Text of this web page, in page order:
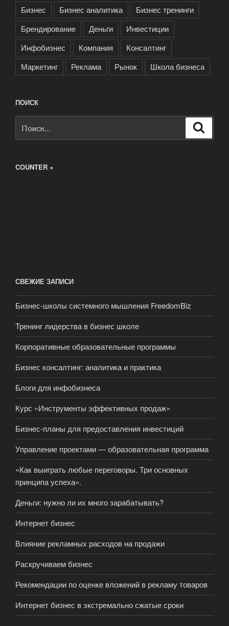
Бизнес Бизнес аналитика
Бизнес тренинги
Брендирование
Деньги
Инвестиции
Инфобизнес
Компания
Консалтинг
Маркетинг
Реклама Рынок Школа бизнеса
ПОИСК
COUNTER +
СВЕЖИЕ ЗАПИСИ
Бизнес-школы системного мышления FreedomBiz
Тренинг лидерства в бизнес школе
Корпоративные образовательные программы
Бизнес консалтинг: аналитика и практика
Блоги для инфобизнеса
Курс «Инструменты эффективных продаж»
Бизнес-планы для предоставления инвестиций
Управление проектами — образовательная программа
«Как выиграть любые переговоры. Три основных
принципа успеха».
Деньги: нужно ли их много зарабатывать?
Интернет бизнес
Влияние рекламных расходов на продажи
Раскручиваем бизнес
Рекомендации по оценке вложений в рекламу товаров
Интернет бизнес в экстремально сжатые сроки